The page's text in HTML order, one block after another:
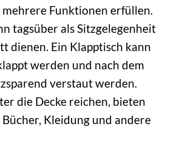
Funktionen erfüllen.
tagsüber als Sitzgelegenheit
dienen. Ein Klapptisch kann
werden und nach dem
verstaut werden.
die Decke reichen, bieten
Kleidung und andere